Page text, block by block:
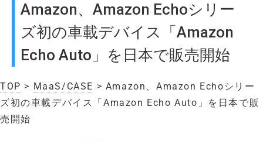
Amazon、Amazon Echoシリー
ズ初の車載デバイス「Amazon
Echo Auto」を日本で販売開始
TOP > MaaS/CASE > Amazon、Amazon Echoシリー
ズ初の車載デバイス「Amazon Echo Auto」を日本で販
売開始